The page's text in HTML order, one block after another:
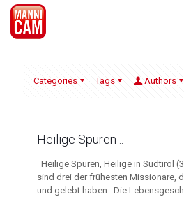
Categories Tags Authors
Heilige Spuren ..
Heilige Spuren, Heilige in Südtirol
sind drei der frühesten Missionare,
und gelebt haben. Die